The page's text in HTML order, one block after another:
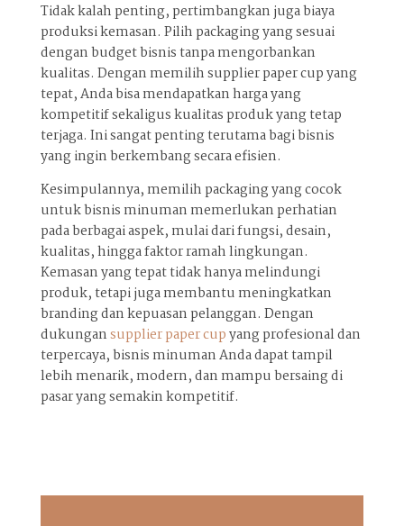
Tidak kalah penting, pertimbangkan juga biaya
produksi kemasan. Pilih packaging yang sesuai
dengan budget bisnis tanpa mengorbankan
kualitas. Dengan memilih supplier paper cup yang
tepat, Anda bisa mendapatkan harga yang
kompetitif sekaligus kualitas produk yang tetap
terjaga. Ini sangat penting terutama bagi bisnis
yang ingin berkembang secara efisien.
Kesimpulannya, memilih packaging yang cocok
untuk bisnis minuman memerlukan perhatian
pada berbagai aspek, mulai dari fungsi, desain,
kualitas, hingga faktor ramah lingkungan.
Kemasan yang tepat tidak hanya melindungi
produk, tetapi juga membantu meningkatkan
branding dan kepuasan pelanggan. Dengan
dukungansupplier paper cupyang profesional dan
terpercaya, bisnis minuman Anda dapat tampil
lebih menarik, modern, dan mampu bersaing di
pasar yang semakin kompetitif.